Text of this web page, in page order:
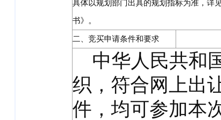
具体以规划部门出具的规划指标为准，详
书》。
二、竞买申请条件和要求
中华人民共和
织，符合网上出
件，均可参加本